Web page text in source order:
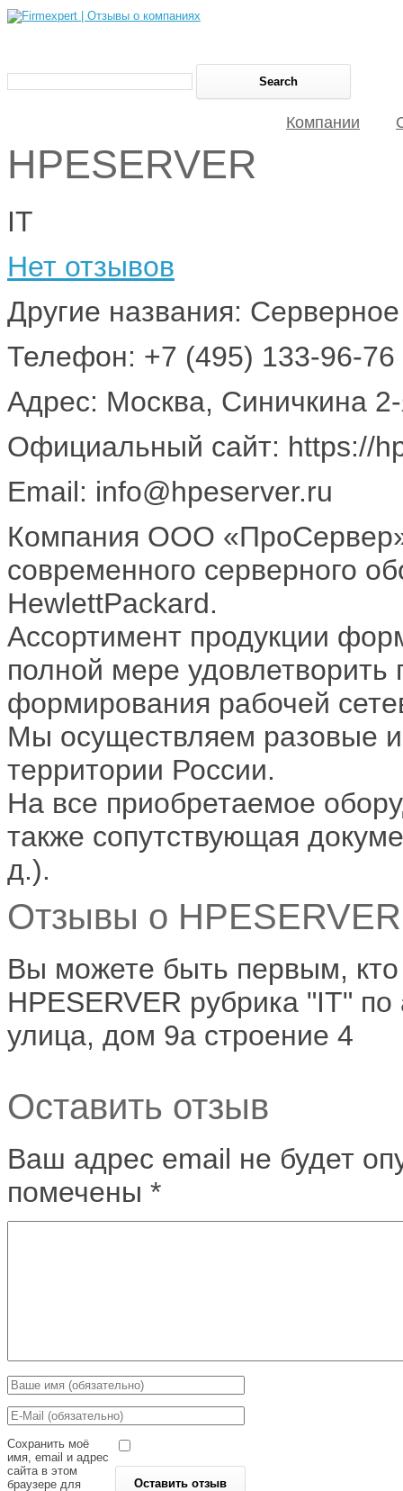
Компании
HPESERVER
IT
Нет отзывов
Другие названия:
Телефон: +7 (495) 133-96-76
Адрес: Москва, Синичкина
Официальный сайт: https://
Email: info@hpeserver.ru
Компания ООО «ПроСервер»
современного серверного
HewlettPackard.
Ассортимент продукции
полной мере удовлетворить
формирования рабочей
Мы осуществляем разовые
территории России.
На все приобретаемое
также сопутствующая
д.).
Отзывы о HPESERVER
Вы можете быть первым,
HPESERVER рубрика "IT"
улица, дом 9а строение 4
Оставить отзыв
Ваш адрес email не будет
помечены *
Сохранить моё
имя, email и адрес
сайта в этом
браузере для